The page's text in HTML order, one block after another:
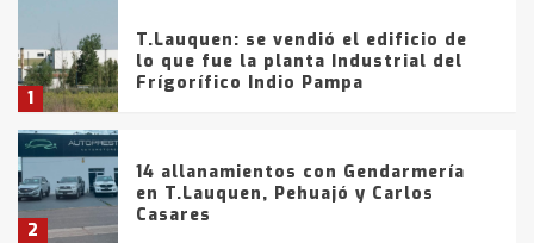
1
T.Lauquen: se vendió el edificio de
lo que fue la planta Industrial del
Frígorífico Indio Pampa
2
14 allanamientos con Gendarmería
en T.Lauquen, Pehuajó y Carlos
Casares